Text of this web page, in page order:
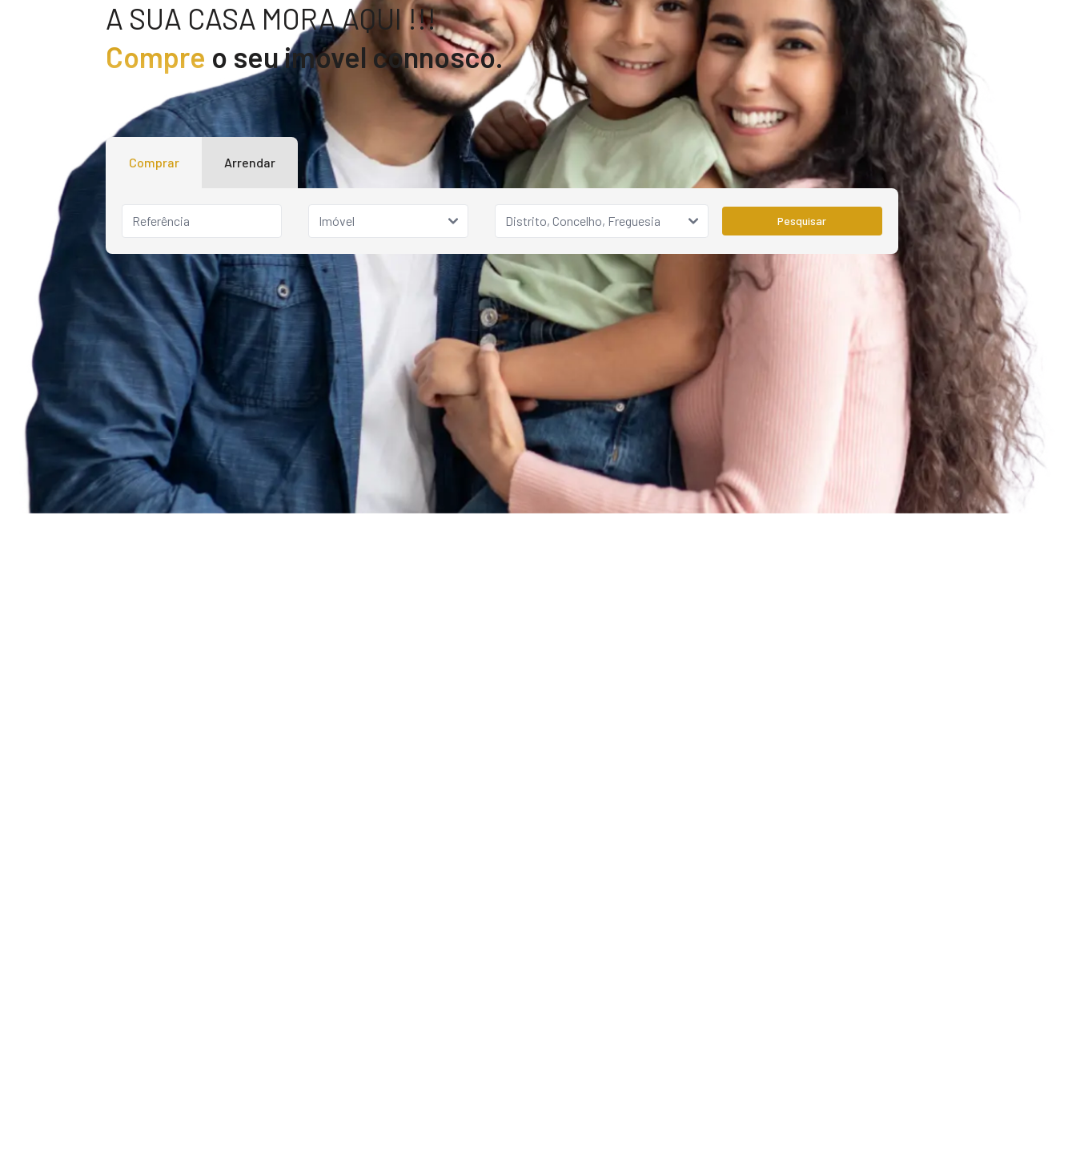
A SUA CASA MORA AQUI !!!
Compre o seu imóvel connosco.
Comprar Arrendar
Imóvel Distrito, Concelho, Freguesia Pesquisar